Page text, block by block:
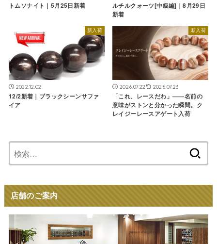
トムソナイト｜5月25日新着
ルチルクォーツ[中級編]｜8月29日
新着
新入荷
2022.12.02
12/2新着｜ブラックシーンサファ
イア
新入荷
2026.07.22 2026.07.23
「これ、レースだわ」――名前の
意味がストンと分かった瞬間。ク
レイジーレースアゲート入荷
索:
店舗のご案内